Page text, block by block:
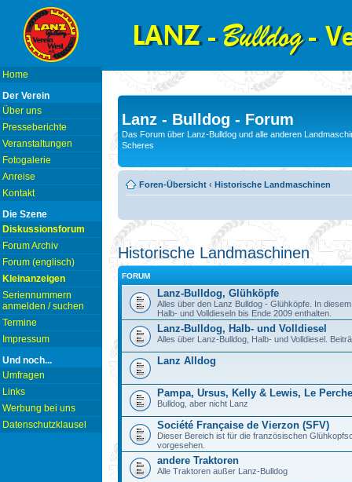
Home
Der Verein
Über uns
Presseberichte
Veranstaltungen
Fotogalerie
Anreise
Kontakt
Die Szene
Diskussionsforum
Forum Archiv
Forum (englisch)
Kleinanzeigen
Seriennummern
anmelden / suchen
Termine
Impressum
Und noch...
Umfragen
Links
Werbung bei uns
Datenschutzklausel
Lanz - Bulldog - Forum
Das Forum über Lanz-Bulldog und alle anderen
Scheres
Foren-Übersicht ‹ Historische Landmaschinen
Historische Landmaschinen
FORUM
Lanz-Bulldog, Glühköpfe
Alles über den Lanz Bulldog - Glühköpfe. In
Halb- und Volldieseln bis Ende 2009 enthalten.
Lanz-Bulldog, Halb- und Volldiesel
Alles über Lanz-Bulldog, Halb- und Volldiesel.
Lanz Alldog
Pampa, Ursus, Kelly & Lewis, Le
Bulldog, aber nicht Lanz
Société Française de Vierzon (SFV)
Dieser Bereich ist für die französischen
vorgesehen.
andere Traktoren
Alle Traktoren außer Lanz-Bulldog